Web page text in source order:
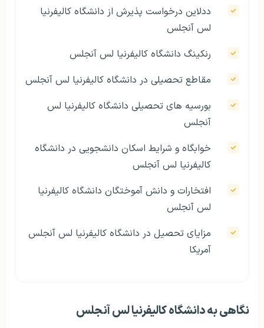
ددلاین درخواست پذیرش از دانشگاه کالیفرنیا
لس آنجلس
رنکینگ دانشگاه کالیفرنیا لس آنجلس
مقاطع تحصیلی در دانشگاه کالیفرنیا لس آنجلس
بورسیه های تحصیلی دانشگاه کالیفرنیا لس
آنجلس
خوابگاه و شرایط اسکان دانشجویی در دانشگاه
کالیفرنیا لس آنجلس
افتخارات و دانش‌ آموختگان دانشگاه کالیفرنیا
لس آنجلس
مزایای تحصیل در دانشگاه کالیفرنیا لس آنجلس
آمریکا
نگاهی به دانشگاه کالیفرنیا لس آنجلس